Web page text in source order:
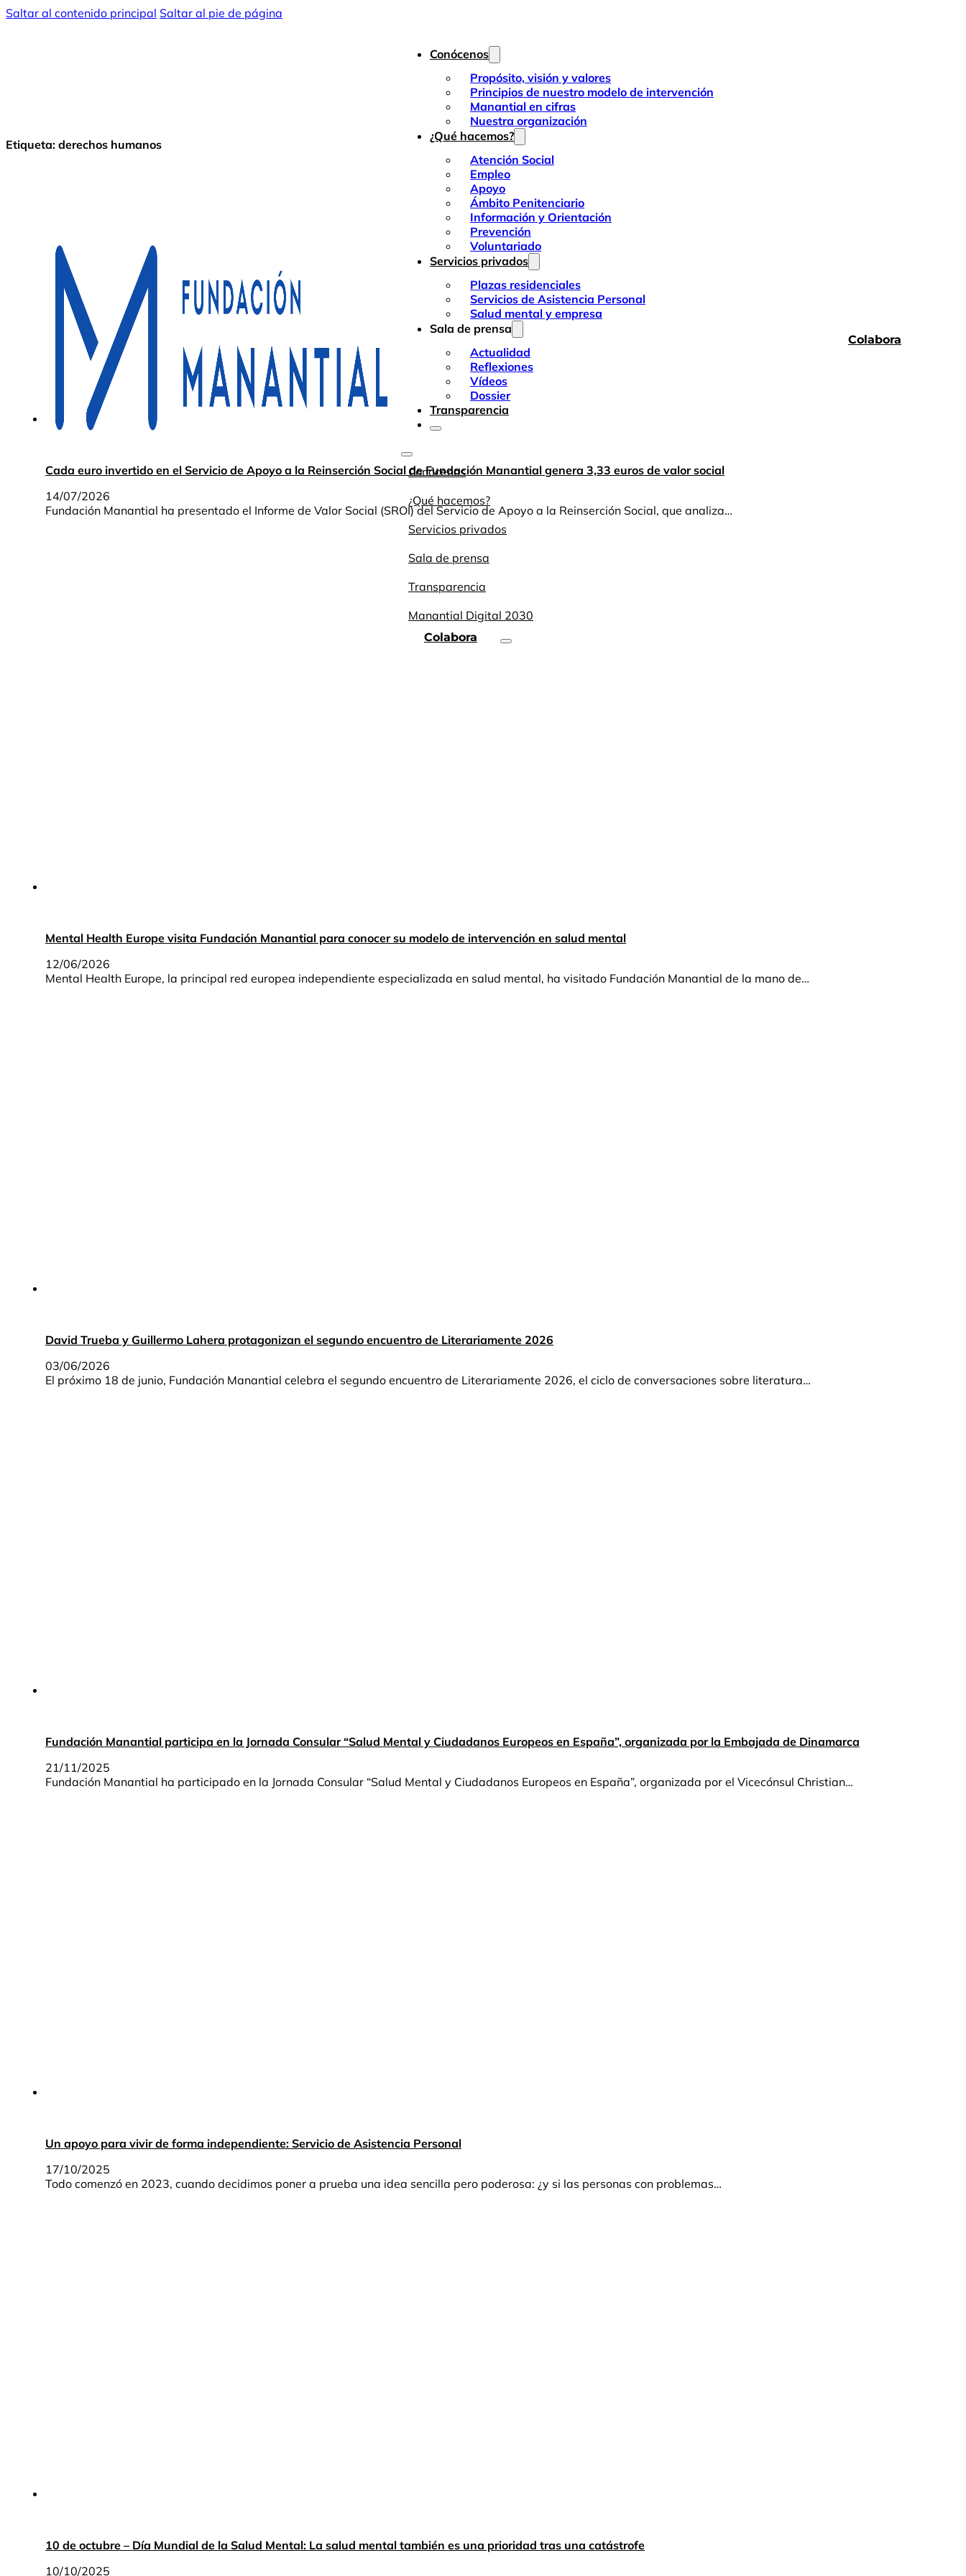
Saltar al contenido principal Saltar al pie de página
Conócenos
Propósito, visión y valores
Principios de nuestro modelo de intervención
Manantial en cifras
Nuestra organización
¿Qué hacemos?
Atención Social
Empleo
Apoyo
Ámbito Penitenciario
Información y Orientación
Prevención
Voluntariado
Servicios privados
Plazas residenciales
Servicios de Asistencia Personal
Salud mental y empresa
Sala de prensa
Actualidad
Reflexiones
Vídeos
Dossier
Transparencia
Conócenos
¿Qué hacemos?
Servicios privados
Sala de prensa
Transparencia
Manantial Digital 2030
Colabora
Colabora
Etiqueta: derechos humanos
Cada euro invertido en el Servicio de Apoyo a la Reinserción Social de Fundación Manantial genera 3,33 euros de valor social
14/07/2026
Fundación Manantial ha presentado el Informe de Valor Social (SROI) del Servicio de Apoyo a la Reinserción Social, que analiza…
Mental Health Europe visita Fundación Manantial para conocer su modelo de intervención en salud mental
12/06/2026
Mental Health Europe, la principal red europea independiente especializada en salud mental, ha visitado Fundación Manantial de la mano de…
David Trueba y Guillermo Lahera protagonizan el segundo encuentro de Literariamente 2026
03/06/2026
El próximo 18 de junio, Fundación Manantial celebra el segundo encuentro de Literariamente 2026, el ciclo de conversaciones sobre literatura…
Fundación Manantial participa en la Jornada Consular “Salud Mental y Ciudadanos Europeos en España”, organizada por la Embajada de Dinamarca
21/11/2025
Fundación Manantial ha participado en la Jornada Consular “Salud Mental y Ciudadanos Europeos en España”, organizada por el Vicecónsul Christian…
Un apoyo para vivir de forma independiente: Servicio de Asistencia Personal
17/10/2025
Todo comenzó en 2023, cuando decidimos poner a prueba una idea sencilla pero poderosa: ¿y si las personas con problemas…
10 de octubre – Día Mundial de la Salud Mental: La salud mental también es una prioridad tras una catástrofe
10/10/2025